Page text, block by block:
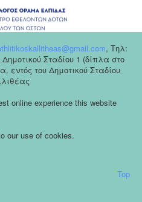
, Tηλ:
Σταδίου 1 (δίπλα στο
του Δημοτικού Σταδίου
online experience this website
our use of cookies.
Top